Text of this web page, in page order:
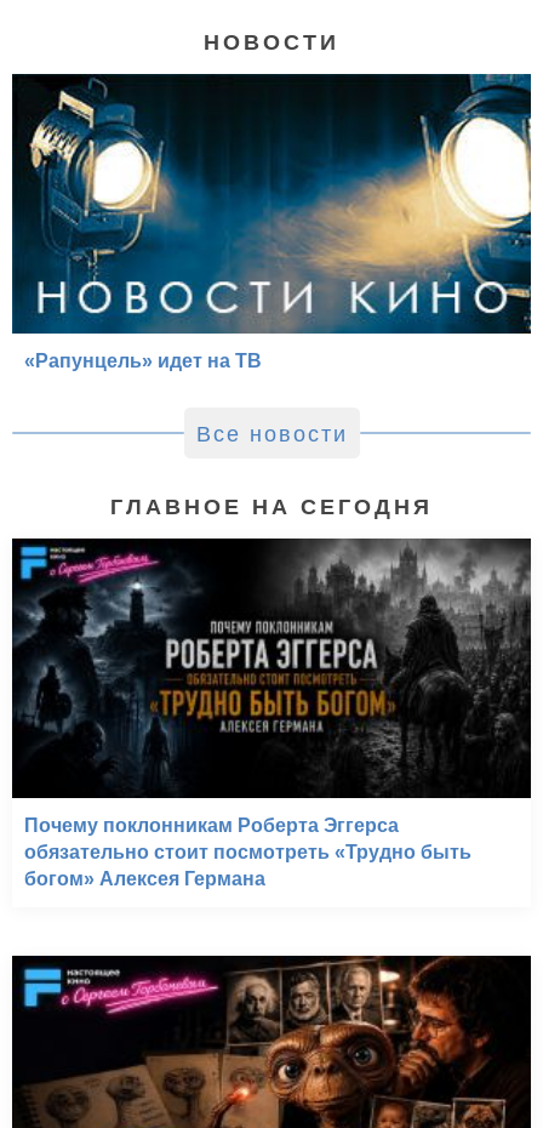
НОВОСТИ
«Рапунцель» идет на ТВ
Все новости
ГЛАВНОЕ НА СЕГОДНЯ
Почему поклонникам Роберта Эггерса
обязательно стоит посмотреть «Трудно быть
богом» Алексея Германа